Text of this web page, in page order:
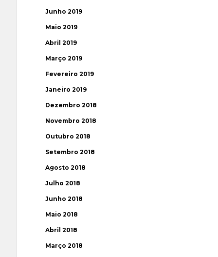
Junho 2019
Maio 2019
Abril 2019
Março 2019
Fevereiro 2019
Janeiro 2019
Dezembro 2018
Novembro 2018
Outubro 2018
Setembro 2018
Agosto 2018
Julho 2018
Junho 2018
Maio 2018
Abril 2018
Março 2018